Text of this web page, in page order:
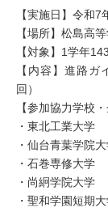
【実施日】令和
【場所】松島高
【対象】1学年
【内容】進路
回）
【参加協力学校・
・東北工業大学
・仙台青葉学院
・石巻専修大学
・尚絅学院大学
・聖和学園短期